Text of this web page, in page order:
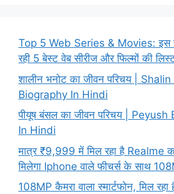
Top 5 Web Series & Movies: इस
रही 5 बेस्ट वेब सीरीज और फिल्मों की
शालीन भनोट का जीवन परिचय |
Biography In Hindi
पीयूष बंसल का जीवन परिचय |
In Hindi
मात्र ₹9,999 में मिल रहा है Realme
मिलेगा Iphone वाले फीचर्स के साथ
108MP कैमरा वाला स्मार्टफोन, मिल